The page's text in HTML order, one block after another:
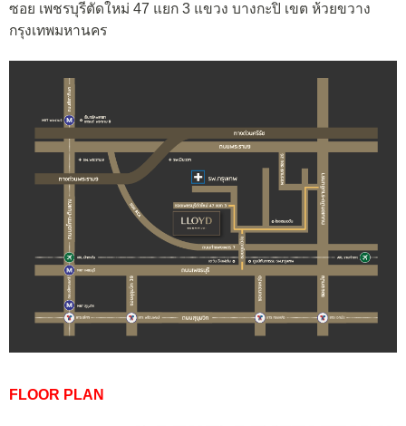
ซอย เพชรบุรีตัดใหม่ 47 แยก 3 แขวง บางกะปิ เขต ห้วยขวาง
กรุงเทพมหานคร
FLOOR PLAN